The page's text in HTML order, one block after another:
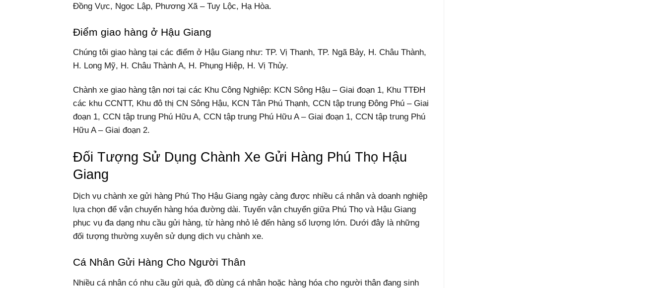
Đồng Vực, Ngọc Lập, Phương Xã – Tuy Lộc, Hạ Hòa.
Điểm giao hàng ở Hậu Giang
Chúng tôi giao hàng tại các điểm ở Hậu Giang như: TP. Vị Thanh, TP. Ngã Bảy, H. Châu Thành,
H. Long Mỹ, H. Châu Thành A, H. Phụng Hiệp, H. Vị Thủy.
Chành xe giao hàng tận nơi tại các Khu Công Nghiệp: KCN Sông Hậu – Giai đoạn 1, Khu TTĐH
các khu CCNTT, Khu đô thị CN Sông Hậu, KCN Tân Phú Thạnh, CCN tập trung Đông Phú – Giai
đoạn 1, CCN tập trung Phú Hữu A, CCN tập trung Phú Hữu A – Giai đoạn 1, CCN tập trung Phú
Hữu A – Giai đoạn 2.
Đối Tượng Sử Dụng Chành Xe Gửi Hàng Phú Thọ Hậu
Giang
Dịch vụ chành xe gửi hàng Phú Thọ Hậu Giang ngày càng được nhiều cá nhân và doanh nghiệp
lựa chọn để vận chuyển hàng hóa đường dài. Tuyến vận chuyển giữa Phú Thọ và Hậu Giang
phục vụ đa dạng nhu cầu gửi hàng, từ hàng nhỏ lẻ đến hàng số lượng lớn. Dưới đây là những
đối tượng thường xuyên sử dụng dịch vụ chành xe.
Cá Nhân Gửi Hàng Cho Người Thân
Nhiều cá nhân có nhu cầu gửi quà, đồ dùng cá nhân hoặc hàng hóa cho người thân đang sinh